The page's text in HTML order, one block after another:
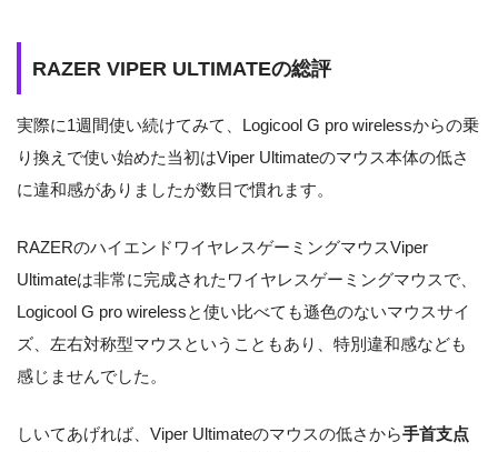
RAZER VIPER ULTIMATEの総評
実際に1週間使い続けてみて、Logicool G pro wirelessからの乗
り換えで使い始めた当初はViper Ultimateのマウス本体の低さ
に違和感がありましたが数日で慣れます。
RAZERのハイエンドワイヤレスゲーミングマウスViper
Ultimateは非常に完成されたワイヤレスゲーミングマウスで、
Logicool G pro wirelessと使い比べても遜色のないマウスサイ
ズ、左右対称型マウスということもあり、特別違和感なども
感じませんでした。
しいてあげれば、Viper Ultimateのマウスの低さから手首支点